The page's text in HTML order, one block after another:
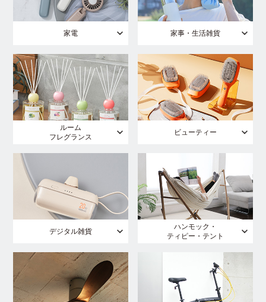
家電 家事・生活雑貨
ルーム
フレグランス
ビューティー
デジタル雑貨
ハンモック・
ティピー・テント